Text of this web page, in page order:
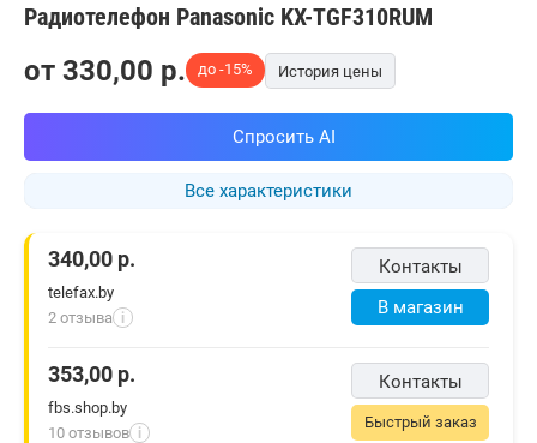
Радиотелефон Panasonic KX-TGF310RUM
Все характеристики
от 330,00 p. до -15% История цены
Спросить AI
Контакты
В магазин
340,00 р.
telefax.by
2 отзыва
i
Контакты
Быстрый заказ
353,00 р.
fbs.shop.by
10 отзывов i